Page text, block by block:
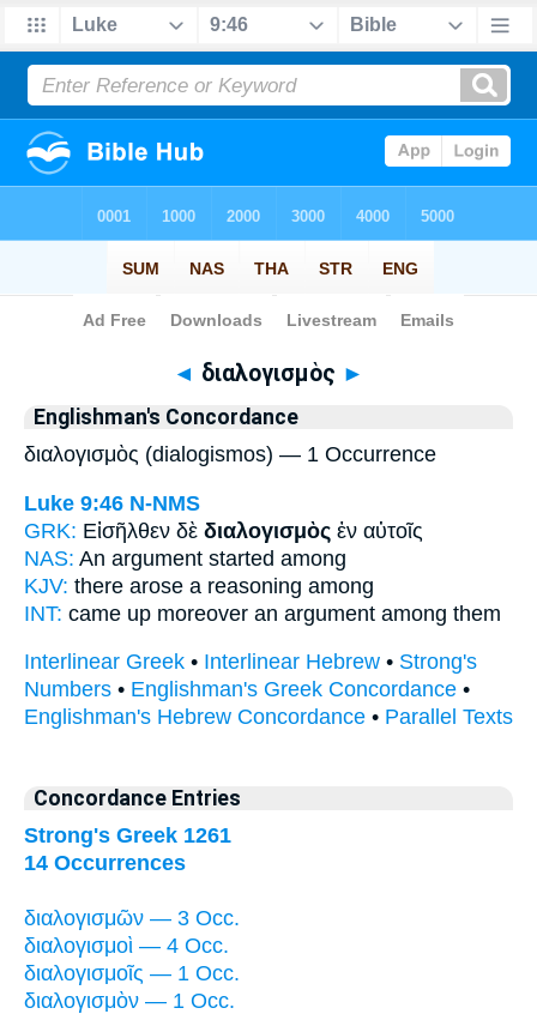
Bible>Strong's > Greek
◄ διαλογισμὸς ►
Englishman's Concordance
διαλογισμὸς (dialogismos) — 1 Occurrence
Luke 9:46 N-NMS
GRK: Εἰσῆλθεν δὲ διαλογισμὸς ἐν αὐτοῖς
NAS: An argument started among
KJV: there arose a reasoning among
INT: came up moreover an argument among them
Interlinear Greek • Interlinear Hebrew • Strong's
Numbers • Englishman's Greek Concordance •
Englishman's Hebrew Concordance • Parallel Texts
Concordance Entries
Strong's Greek 1261
14 Occurrences
διαλογισμῶν — 3 Occ.
διαλογισμοὶ — 4 Occ.
διαλογισμοῖς — 1 Occ.
διαλογισμὸν — 1 Occ.